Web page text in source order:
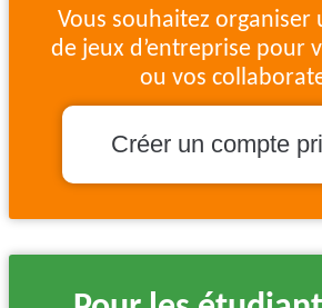
Vous souhaitez organiser
de jeux d’entreprise pour
ou vos
Créer un compte